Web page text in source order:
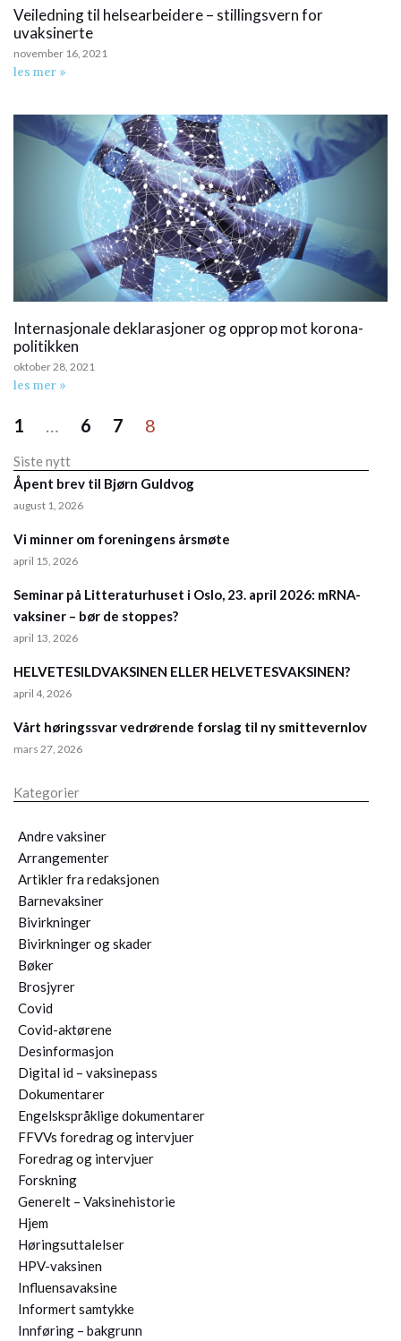
Siste nytt
Åpent brev til Bjørn Guldvog
august 1, 2026
Vi minner om foreningens årsmøte
april 15, 2026
Seminar på Litteraturhuset i Oslo, 23. april 2026: mRNA-
vaksiner – bør de stoppes?
april 13, 2026
HELVETESILDVAKSINEN ELLER HELVETESVAKSINEN?
april 4, 2026
Vårt høringssvar vedrørende forslag til ny smittevernlov
mars 27, 2026
Kategorier
Andre vaksiner
Arrangementer
Artikler fra redaksjonen
Barnevaksiner
Bivirkninger
Bivirkninger og skader
Bøker
Brosjyrer
Covid
Covid-aktørene
Desinformasjon
Digital id – vaksinepass
Dokumentarer
Engelskspråklige dokumentarer
FFVVs foredrag og intervjuer
Foredrag og intervjuer
Forskning
Generelt – Vaksinehistorie
Hjem
Høringsuttalelser
HPV-vaksinen
Influensavaksine
Informert samtykke
Innføring – bakgrunn
Veiledning til helsearbeidere – stillingsvern for
uvaksinerte
november 16, 2021
les mer »
Internasjonale deklarasjoner og opprop mot korona-
politikken
oktober 28, 2021
les mer »
1 … 6 7 8